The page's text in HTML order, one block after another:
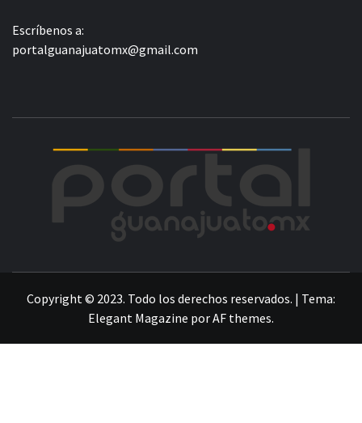
Escríbenos a:
portalguanajuatomx@gmail.com
Copyright © 2023. Todo los derechos reservados. | Tema:
Elegant Magazine porAF themes.